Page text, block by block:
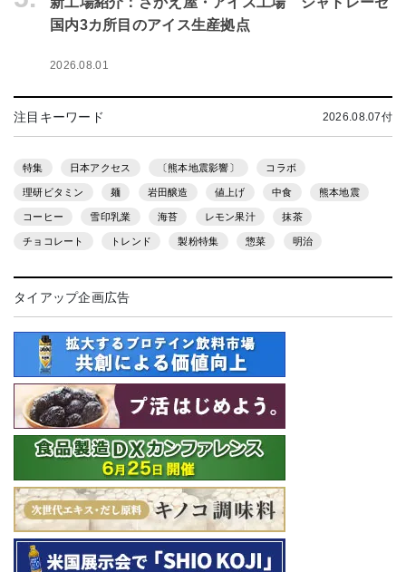
国内3カ所目のアイス生産拠点
2026.08.01
注目キーワード 2026.08.07付
特集 日本アクセス 〔熊本地震影響〕 コラボ
理研ビタミン 麺 岩田醸造 値上げ 中食 熊本地震
コーヒー 雪印乳業 海苔 レモン果汁 抹茶
チョコレート トレンド 製粉特集 惣菜 明治
タイアップ企画広告